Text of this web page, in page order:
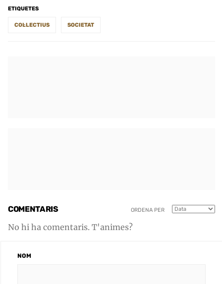
ETIQUETES
COL·LECTIUS SOCIETAT
COMENTARIS ORDENA PER
No hi ha comentaris. T'animes?
NOM